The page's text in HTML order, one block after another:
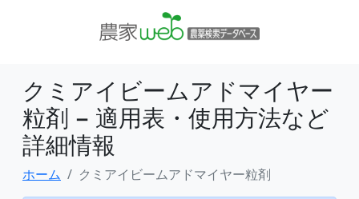
クミアイビームアドマイヤー
粒剤 − 適用表・使用方法など
詳細情報
ホーム クミアイビームアドマイヤー粒剤